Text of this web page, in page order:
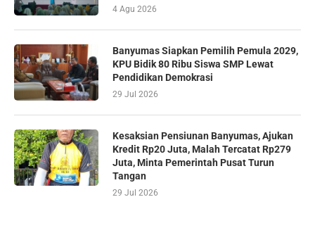
4 Agu 2026
Banyumas Siapkan Pemilih Pemula 2029,
KPU Bidik 80 Ribu Siswa SMP Lewat
Pendidikan Demokrasi
29 Jul 2026
Kesaksian Pensiunan Banyumas, Ajukan
Kredit Rp20 Juta, Malah Tercatat Rp279
Juta, Minta Pemerintah Pusat Turun
Tangan
29 Jul 2026